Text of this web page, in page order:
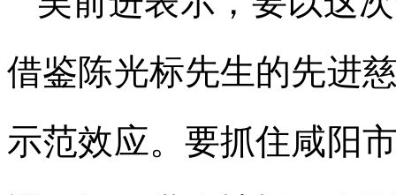
借鉴陈光标先生的先进
示范效应。要抓住咸阳